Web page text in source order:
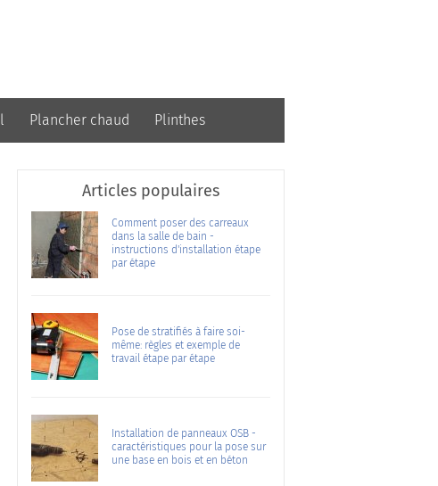
Plancher chaud Plinthes
Articles populaires
Comment poser des carreaux
dans la salle de bain -
instructions d'installation étape
par étape
Pose de stratifiés à faire soi-
même: règles et exemple de
travail étape par étape
Installation de panneaux OSB -
caractéristiques pour la pose sur
une base en bois et en béton